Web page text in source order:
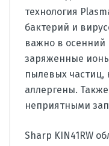
технология
бактерий и
важно в
заряженные
пылевых частиц,
аллергены.
неприятными
Sharp KIN41RW